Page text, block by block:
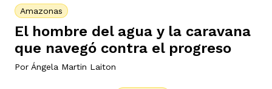
Amazonas
El hombre del agua y la caravana
que navegó contra el progreso
Por Ángela Martin Laiton